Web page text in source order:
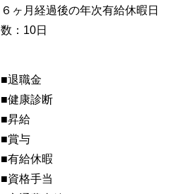
６ヶ月経過後の年次有給休暇日
数：10日
■退職金
■健康診断
■昇給
■賞与
■有給休暇
■資格手当